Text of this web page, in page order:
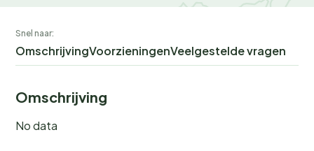
Snel naar:
OmschrijvingVoorzieningenVeelgestelde vragen
Omschrijving
No data